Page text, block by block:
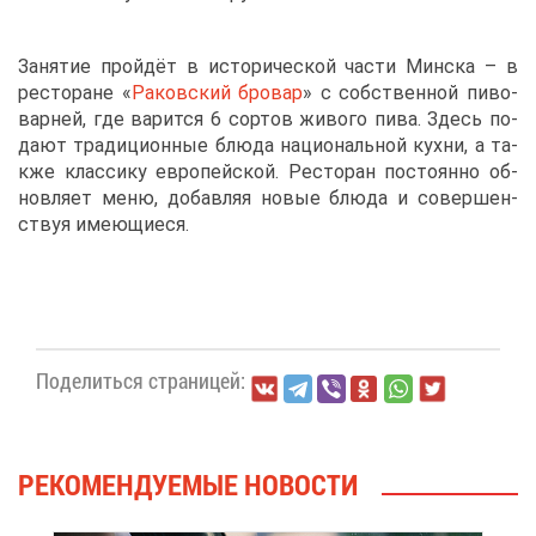
За­ня­тие прой­дёт в ис­то­ри­че­ской ча­сти Мин­ска – в
ре­сто­ране «Ра­ков­ский бро­вар» с соб­ствен­ной пи­во­
вар­ней, где ва­рит­ся 6 сор­тов жи­во­го пи­ва. Здесь по­
да­ют тра­ди­ци­он­ные блю­да на­ци­о­наль­ной кух­ни, а та­
к­же клас­си­ку ев­ро­пей­ской. Ре­сто­ран по­сто­ян­но об­
нов­ля­ет ме­ню, до­бав­ляя но­вые блю­да и со­вер­шен­
ствуя име­ю­щи­е­ся.
По­де­лить­ся стра­ни­цей:
РЕ­КО­МЕН­ДУ­Е­МЫЕ НО­ВО­СТИ